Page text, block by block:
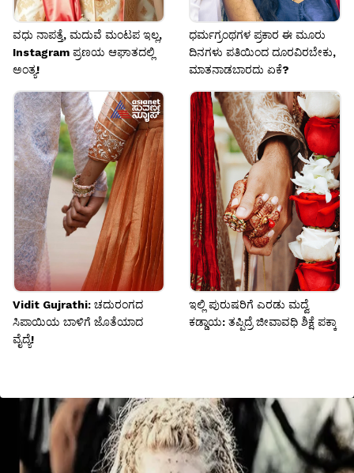
ವಧು ನಾಪತ್ತೆ, ಮದುವೆ ಮಂಟಪ ಇಲ್ಲ,
Instagram ಪ್ರಣಯ ಆಘಾತದಲ್ಲಿ
ಅಂತ್ಯ!
ಧರ್ಮಗ್ರಂಥಗಳ ಪ್ರಕಾರ ಈ ಮೂರು
ದಿನಗಳು ಪತಿಯಿಂದ ದೂರವಿರಬೇಕು,
ಮಾತನಾಡಬಾರದು ಏಕೆ?
Vidit Gujrathi: ಚದುರಂಗದ
ಸಿಪಾಯಿಯ ಬಾಳಿಗೆ ಜೊತೆಯಾದ
ವೈದ್ಯೆ!
ಇಲ್ಲಿ ಪುರುಷರಿಗೆ ಎರಡು ಮದ್ವೆ
ಕಡ್ಡಾಯ: ತಪ್ಪಿದ್ರೆ ಜೀವಾವಧಿ ಶಿಕ್ಷೆ ಪಕ್ಕಾ